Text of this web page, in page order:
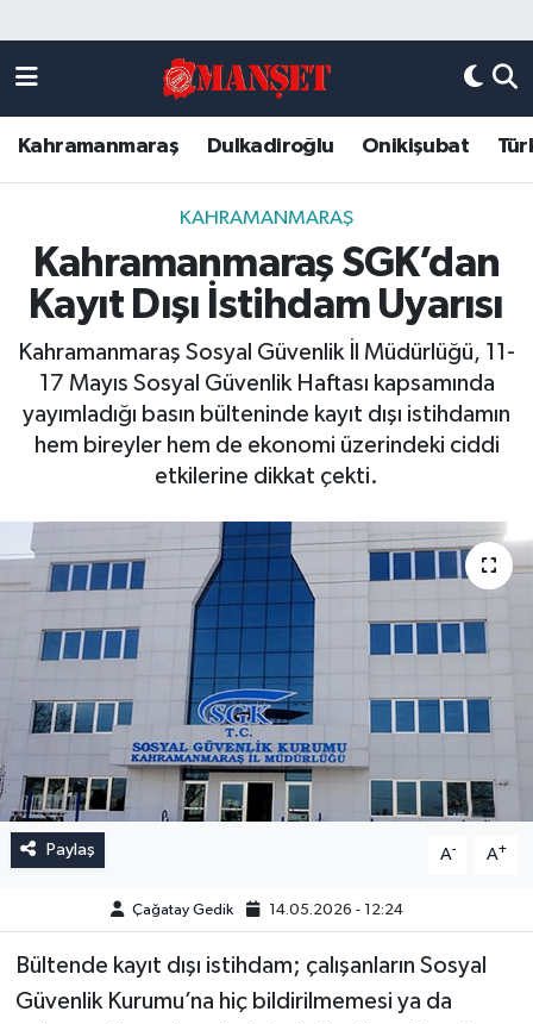
Kahramanmaraş Dulkadiroğlu Onikişubat
KAHRAMANMARAŞ
Kahramanmaraş SGK’dan
Kayıt Dışı İstihdam Uyarısı
Kahramanmaraş Sosyal Güvenlik İl Müdürlüğü, 11-
17 Mayıs Sosyal Güvenlik Haftası kapsamında
yayımladığı basın bülteninde kayıt dışı istihdamın
hem bireyler hem de ekonomi üzerindeki ciddi
etkilerine dikkat çekti.
Paylaş A- A+
Çağatay Gedik 14.05.2026 - 12:24
Bültende kayıt dışı istihdam; çalışanların Sosyal
Güvenlik Kurumu’na hiç bildirilmemesi ya da
DULKADİROĞLU
KAHRAMANMARAŞ
ONİKİŞUBAT
Künye
Kahramanmaraş Nöbetçi Eczaneler
Kahramanmaraş Hava Durumu
Kahramanmaraş Trafik Yoğunluk Haritası
Süper Lig Puan Durumu ve Fikstür
Son Dakika Haberleri
Haber Arşivi